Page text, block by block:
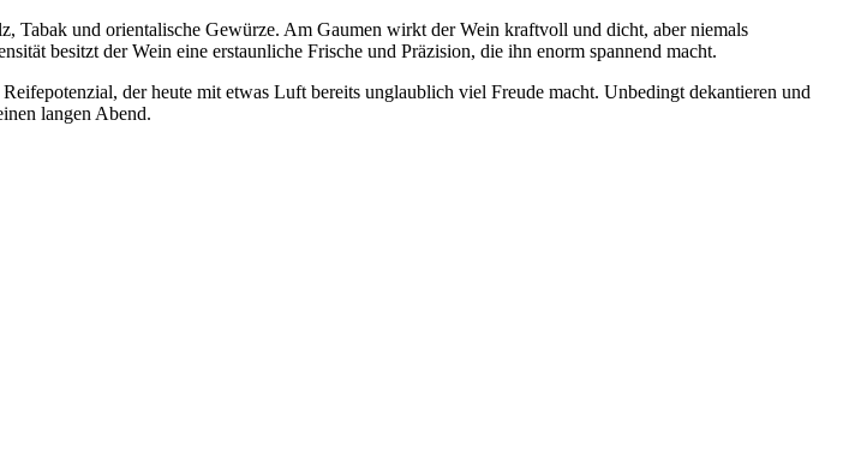
Tabak und orientalische Gewürze. Am Gaumen wirkt der Wein kraftvoll und dicht, aber niemals
besitzt der Wein eine erstaunliche Frische und Präzision, die ihn enorm spannend macht.
der heute mit etwas Luft bereits unglaublich viel Freude macht. Unbedingt dekantieren und
langen Abend.